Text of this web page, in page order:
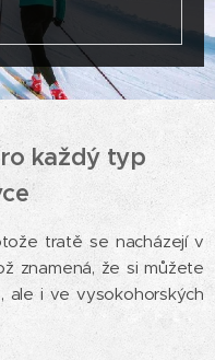
každý typ
tratě se nacházejí v
znamená, že si můžete
ale i ve vysokohorských